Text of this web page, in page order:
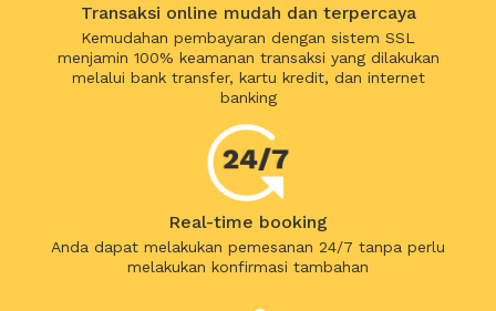
Transaksi online mudah dan terpercaya
Kemudahan pembayaran dengan sistem SSL
menjamin 100% keamanan transaksi yang dilakukan
melalui bank transfer, kartu kredit, dan internet
banking
Real-time booking
Anda dapat melakukan pemesanan 24/7 tanpa perlu
melakukan konfirmasi tambahan